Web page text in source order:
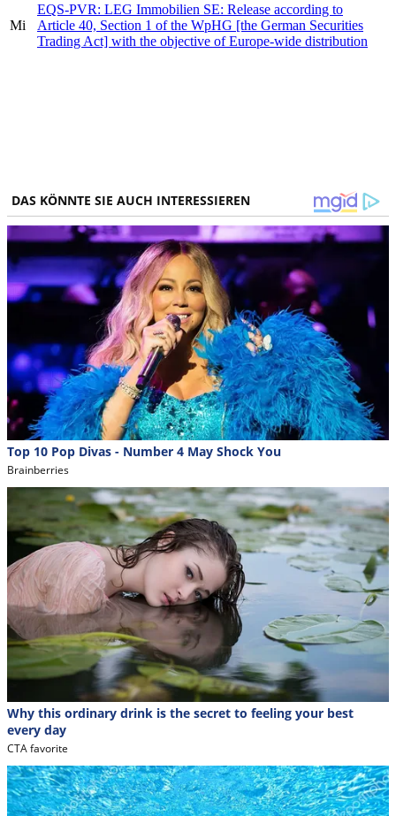
Mi
EQS-PVR: LEG Immobilien SE: Release according to
Article 40, Section 1 of the WpHG [the German Securities
Trading Act] with the objective of Europe-wide distribution